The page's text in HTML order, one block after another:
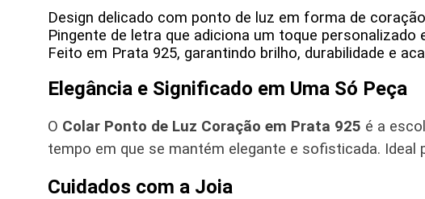
Design delicado com ponto de luz em forma de
Pingente de letra que adiciona um toque personalizado
Feito em Prata 925, garantindo brilho, durabilidade e
Elegância e Significado em Uma Só Peça
O Colar Ponto de Luz Coração em Prata 925 é a
tempo em que se mantém elegante e sofisticada.
Cuidados com a Joia